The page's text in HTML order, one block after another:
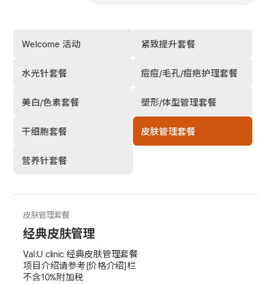
Welcome 活动 紧致提升套餐
水光针套餐 痘痘/毛孔/痘疤护理套餐
美白/色素套餐 塑形/体型管理套餐
干细胞套餐 皮肤管理套餐
营养针套餐
皮肤管理套餐
经典皮肤管理
Val:U clinic 经典皮肤管理套餐
项目介绍请参考[价格介绍]栏
不含10%附加税